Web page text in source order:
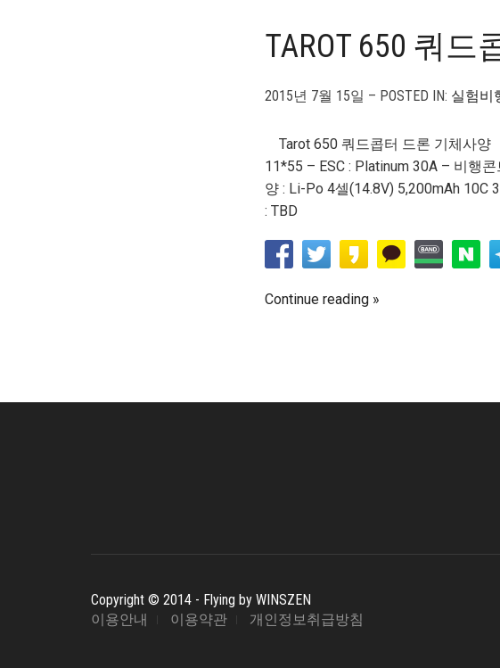
TAROT 650 쿼드
2015년 7월 15일 – POSTED IN: 실험비
Tarot 650 쿼드콥터 드론 기체사양
11*55 – ESC : Platinum 30A – 비행
양 : Li-Po 4셀(14.8V) 5,200mAh
: TBD
Continue reading
Copyright © 2014 - Flying by WINSZEN
이용안내
이용약관 개인정보취급방침